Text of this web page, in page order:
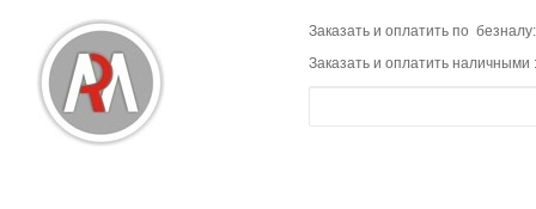
Заказать и оплатить по
Заказать и оплатить наличными